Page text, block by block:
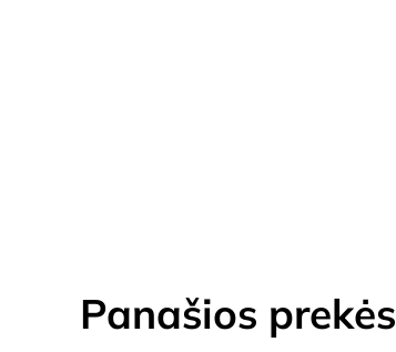
Panašios prekės